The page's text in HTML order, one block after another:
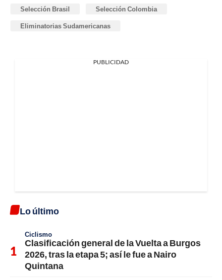
Selección Brasil Selección Colombia
Eliminatorias Sudamericanas
PUBLICIDAD
Lo último
Ciclismo
Clasificación general de la Vuelta a Burgos
2026, tras la etapa 5; así le fue a Nairo
Quintana